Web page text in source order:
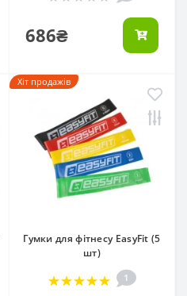
686₴
Хіт продажів
Гумки для фітнесу EasyFit (5
шт)
1